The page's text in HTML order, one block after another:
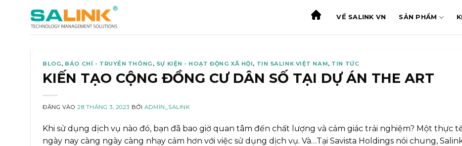
VỀ SALINK VN SẢN PHẨM
BLOG, BÁO CHÍ - TRUYỀN THÔNG , SỰ KIỆN - HOẠT ĐỘNG XÃ HỘI, TIN SALINK VIỆT NAM, TIN TỨC
KIẾN TẠO CỘNG ĐỒNG CƯ DÂN SỐ TẠI DỰ ÁN THE ART
ĐĂNG VÀO28 THÁNG 3, 2023 BỞI ADMIN_SALINK
Khi sử dụng dịch vụ nào đó, bạn đã bao giờ quan tâm đến chất lượng và cảm giác trải nghiệm? Một thực
ngày nay càng ngày càng nhạy cảm hơn với việc sử dụng dịch vụ. Và…Tại Savista Holdings nói chung,